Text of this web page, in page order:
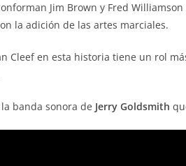
Jim Brown y Fred
la adición de las artes marciales.
Cleef en esta historia tiene un rol
banda sonora de Jerry Goldsmith